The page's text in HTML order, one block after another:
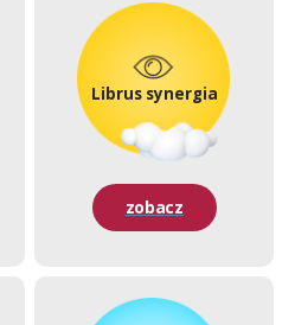
Librus synergia
zobacz